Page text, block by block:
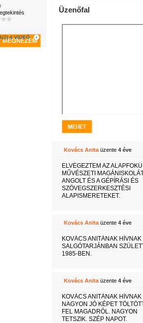
4 VIDEÓ
Üzenőfal
Kovács Anitaüzente 4 éve
ELVÉGEZTEM AZ ALAPFOKÚ
MŰVÉSZETI
ANGOLT ÉS A GÉPÍRÁSI ÉS
SZÖVEGSZERKESZTÉSI
ALAPISMERETEKET.
Kovács Anitaüzente 4 éve
KOVÁCS ANITÁNAK HÍVNAK
SALGÓTARJÁNBAN
1985-BEN.
Kovács Anitaüzente 4 éve
KOVÁCS ANITÁNAK HÍVNAK
NAGYON JÓ KÉPET
FEL MAGADRÓL. NAGYON
TETSZIK. SZÉP NAPOT.